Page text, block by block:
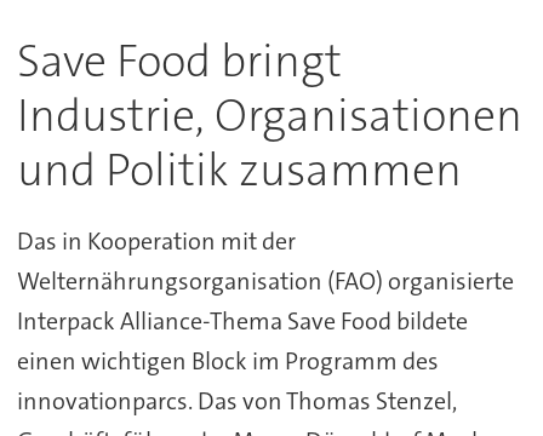
Save Food bringt
Industrie, Organisationen
und Politik zusammen
Das in Kooperation mit der
Welternährungsorganisation (FAO) organisierte
Interpack Alliance-Thema Save Food bildete
einen wichtigen Block im Programm des
innovationparcs. Das von Thomas Stenzel,